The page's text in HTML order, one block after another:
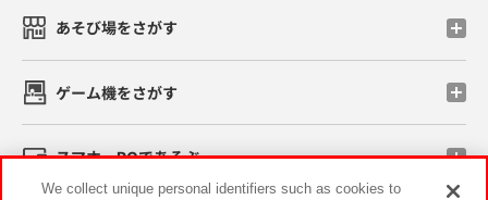
あそび場をさがす
ゲーム機をさがす
スマホ・PCであそぶ
We collect unique personal identifiers such as cookies to